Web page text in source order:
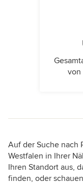
von
Auf der Suche nach
Westfalen in Ihrer
Ihren Standort aus,
finden, oder